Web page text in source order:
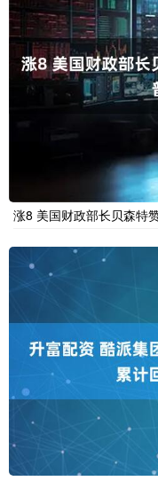
涨8 美国财政部长贝森特